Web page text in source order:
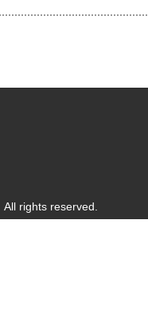
rights reserved.